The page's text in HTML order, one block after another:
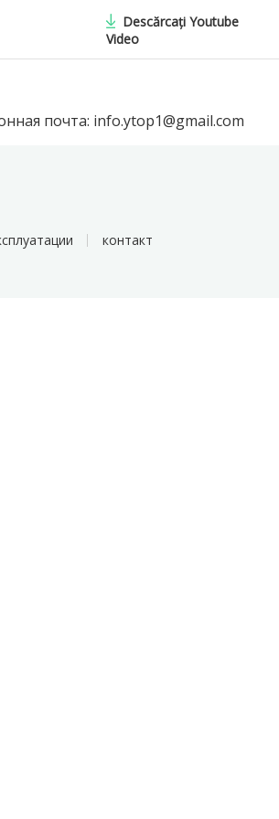
Descărcați Youtube
Video
почта: info.ytop1@gmail.com
контакт